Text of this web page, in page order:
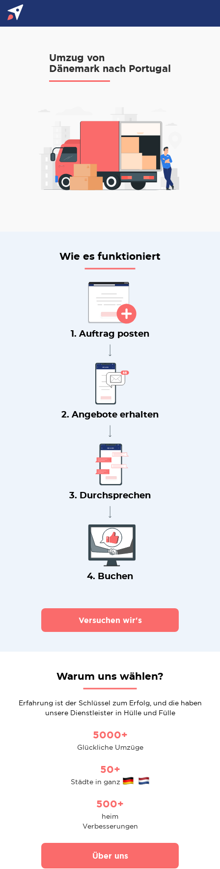
Umzug von
Dänemark nach Portugal
Wie es funktioniert
1. Auftrag posten
2. Angebote erhalten
3. Durchsprechen
4. Buchen
Versuchen wir's
Warum uns wählen?
Erfahrung ist der Schlüssel zum Erfolg, und die haben
unsere Dienstleister in Hülle und Fülle
5000+
Glückliche Umzüge
50+
Städte in ganz
500+
heim
Verbesserungen
Über uns